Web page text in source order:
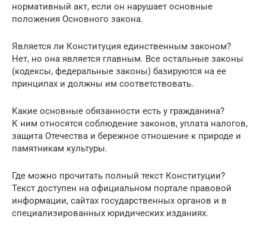
нормативный акт, если он нарушает основные
положения Основного закона.
Является ли Конституция единственным законом?
Нет, но она является главным. Все остальные законы
(кодексы, федеральные законы) базируются на ее
принципах и должны им соответствовать.
Какие основные обязанности есть у гражданина?
К ним относятся соблюдение законов, уплата налогов,
защита Отечества и бережное отношение к природе и
памятникам культуры.
Где можно прочитать полный текст Конституции?
Текст доступен на официальном портале правовой
информации, сайтах государственных органов и в
специализированных юридических изданиях.